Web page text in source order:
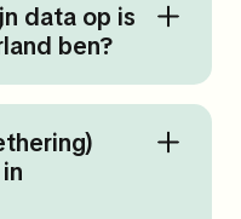
data op is
ben?